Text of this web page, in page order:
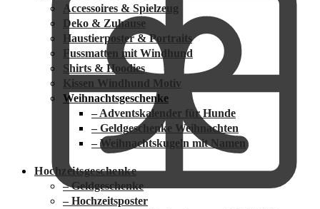
Accessoires & Spielzeug
Deko & Zuhause
Haustierposter & Portraits
Fussmatten mit Windhund
Shirts & Hoodies
Kissen Windhund Motiv
Weihnachtsgeschenke
– Adventskalender für Hunde
– Geldgeschenke Weihnachten
– Weihnachtskugeln mit Namen
Hochzeitsgeschenke
– Geldgeschenke
– Hochzeitsposter